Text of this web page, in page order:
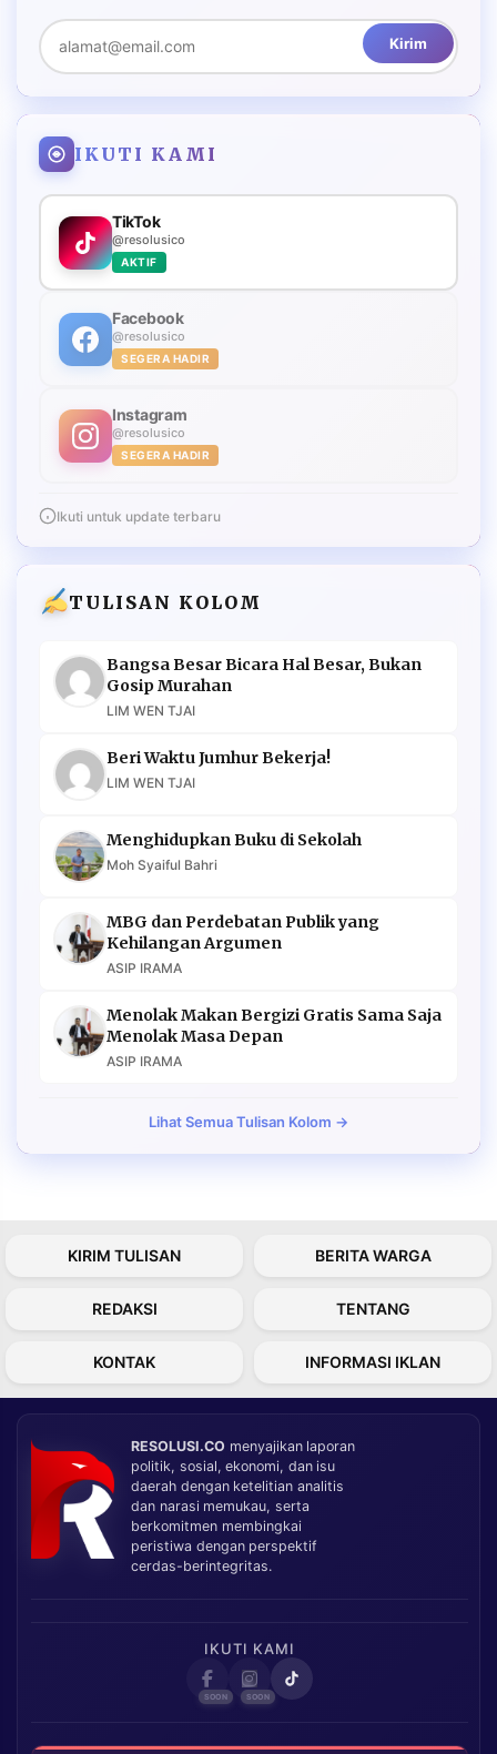
Kirim
IKUTI KAMI
TikTok
@resolusico
AKTIF
Facebook
@resolusico
SEGERA HADIR
Instagram
@resolusico
SEGERA HADIR
Ikuti untuk update terbaru
TULISAN KOLOM
Bangsa Besar Bicara Hal Besar, Bukan
Gosip Murahan
LIM WEN TJAI
Beri Waktu Jumhur Bekerja!
LIM WEN TJAI
Menghidupkan Buku di Sekolah
Moh Syaiful Bahri
MBG dan Perdebatan Publik yang
Kehilangan Argumen
ASIP IRAMA
Menolak Makan Bergizi Gratis Sama Saja
Menolak Masa Depan
ASIP IRAMA
Lihat Semua Tulisan Kolom →
KIRIM TULISAN BERITA WARGA
REDAKSI TENTANG
KONTAK INFORMASI IKLAN
RESOLUSI.CO menyajikan laporan
politik, sosial, ekonomi, dan isu
daerah dengan ketelitian analitis
dan narasi memukau, serta
berkomitmen membingkai
peristiwa dengan perspektif
cerdas-berintegritas.
IKUTI KAMI